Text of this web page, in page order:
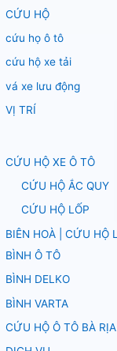
CỨU HỘ
cứu họ ô tô
cứu hộ xe tải
vá xe lưu động
VỊ TRÍ
CỨU HỘ XE Ô TÔ
CỨU HỘ ẮC QUY
CỨU HỘ LỐP
BIÊN HOÀ | CỨU HỘ
BÌNH Ô TÔ
BÌNH DELKO
BÌNH VARTA
CỨU HỘ Ô TÔ BÀ